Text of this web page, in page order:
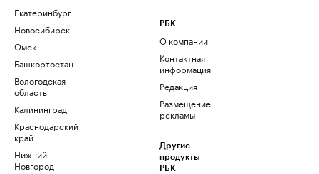
Екатеринбург
Новосибирск
Омск
Башкортостан
Вологодская
область
Калининград
Краснодарский
край
Нижний
Новгород
РБК
О компании
Контактная
информация
Редакция
Размещение
рекламы
Другие
продукты
РБК